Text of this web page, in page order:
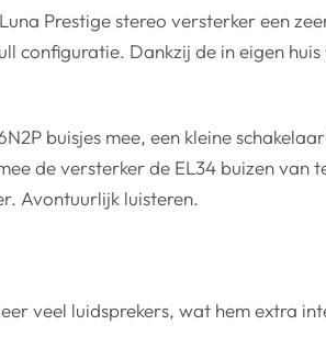
Prestige stereo versterker een
configuratie. Dankzij de in eigen
buisjes mee, een kleine
de versterker de EL34 buizen van
Avontuurlijk luisteren.
veel luidsprekers, wat hem extra